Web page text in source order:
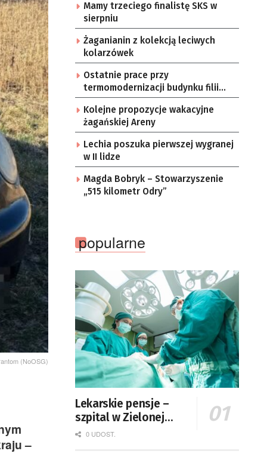
(NoOSG)
–
Mamy trzeciego finalistę SKS w
sierpniu
Żaganianin z kolekcją leciwych
kolarzówek
Ostatnie prace przy
termomodernizacji budynku filii
żarskiego przedszkola Bajka
Kolejne propozycje wakacyjne
żagańskiej Areny
Lechia poszuka pierwszej wygranej
w II lidze
Magda Bobryk – Stowarzyszenie
„515 kilometr Odry”
popularne
Lekarskie pensje –
szpital w Zielonej
Górze podaje dane
0 UDOST.